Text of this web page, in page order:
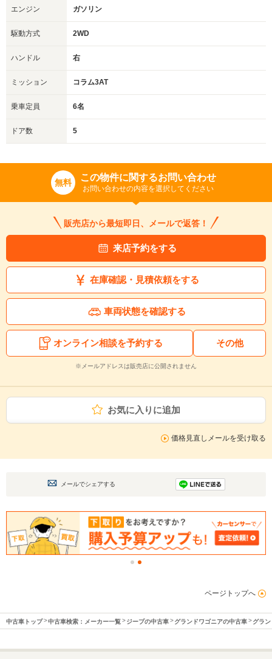
エンジン ガソリン
駆動方式 2WD
ハンドル 右
ミッション コラム3AT
乗車定員 6名
ドア数 5
無料 この物件に関するお問い合わせ
お問い合わせの内容を選択してください
販売店から最短即日、メールで返答！
来店予約をする
在庫確認・見積依頼をする
車両状態を確認する
オンライン相談を予約する その他
※メールアドレスは販売店に公開されません
お気に入りに追加
価格見直しメールを受け取る
メールでシェアする
ページトップへ
中古車トップ 中古車検索：メーカー一覧 ジープの中古車 グランドワゴニアの中古車 グラ